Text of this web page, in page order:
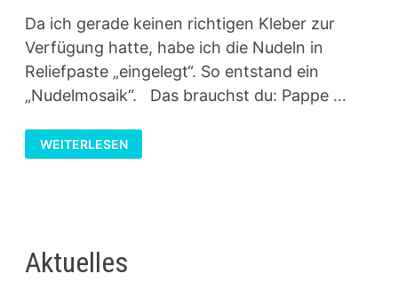
Da ich gerade keinen richtigen Kleber zur
Verfügung hatte, habe ich die Nudeln in
Reliefpaste „eingelegt“. So entstand ein
„Nudelmosaik“. Das brauchst du: Pappe …
BILDERRAHMEN
MIT
NUDELN
WEITERLESEN
Aktuelles